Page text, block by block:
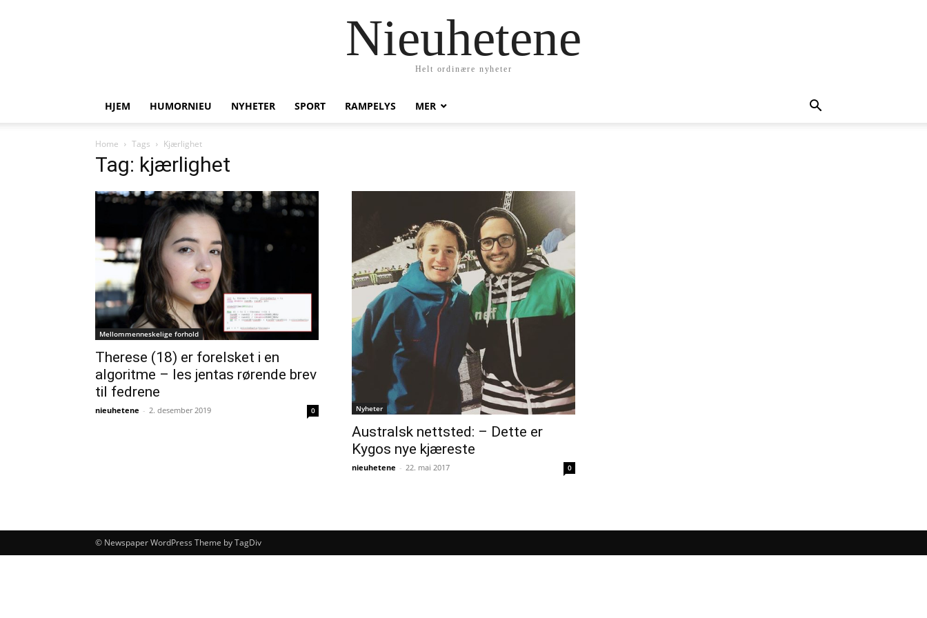
Nieuhetene
Helt ordinære nyheter
HJEM HUMORNIEU NYHETER SPORT RAMPELYS MER
Home Tags Kjærlighet
Tag: kjærlighet
Mellommenneskelige forhold
Therese (18) er forelsket i en
algoritme – les jentas rørende brev
til fedrene
nieuhetene - 2. desember 2019 0 Nyheter
Australsk nettsted: – Dette er
Kygos nye kjæreste
nieuhetene - 22. mai 2017 0
© Newspaper WordPress Theme by TagDiv